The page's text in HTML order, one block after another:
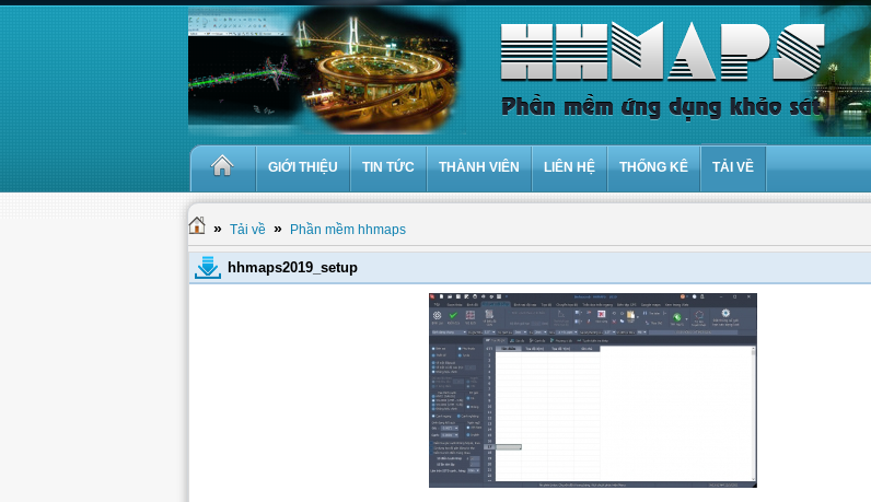
GIỚI THIỆU TIN TỨC THÀNH VIÊN LIÊN HỆ THỐNG KÊ TẢI VỀ
» Tải về » Phần mềm hhmaps
hhmaps2019_setup